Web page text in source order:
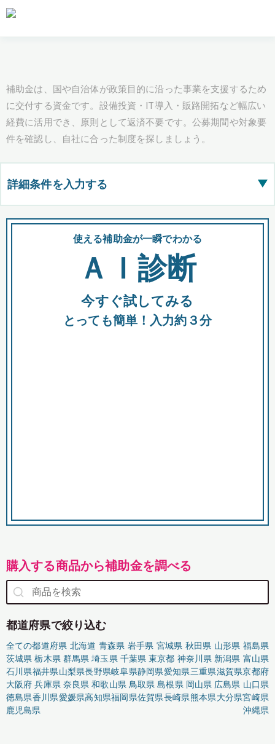
補助金は、国や自治体が政策目的に沿った事業を支援するため
に交付する資金です。設備投資・IT導入・販路開拓など幅広い
経費に活用でき、原則として返済不要です。公募期間や対象要
件を確認し、自社に合った制度を探しましょう。
詳細条件を入力する ▶
都道府県
全国の検索結果を含めて表示
助成金 融資 出資
使える補助金が一瞬でわかる
ＡＩ診断
今すぐ試してみる
とっても簡単！入力約３分
購入する商品から補助金を調べる
都道府県で絞り込む
全ての都道府県 北海道 青森県 岩手県 宮城県 秋田県 山形県 福島県
茨城県 栃木県 群馬県 埼玉県 千葉県 東京都 神奈川県 新潟県 富山県
石川県福井県山梨県長野県岐阜県静岡県愛知県三重県滋賀県京都府
大阪府 兵庫県 奈良県 和歌山県 鳥取県 島根県 岡山県 広島県 山口県
徳島県香川県愛媛県高知県福岡県佐賀県長崎県熊本県大分県宮崎県
鹿児島県
沖縄県